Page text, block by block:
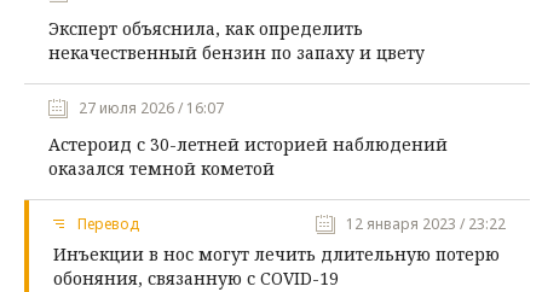
Эксперт объяснила, как определить
некачественный бензин по запаху и цвету
27 июля 2026 / 16:07
Астероид с 30-летней историей наблюдений
оказался темной кометой
Перевод 12 января 2023 / 23:22
Инъекции в нос могут лечить длительную потерю
обоняния, связанную с COVID-19